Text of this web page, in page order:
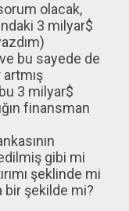
olacak,
3 milyar$
bu sayede de
3 milyar$
finansman
gibi mi
şeklinde mi
bir şekilde mi?